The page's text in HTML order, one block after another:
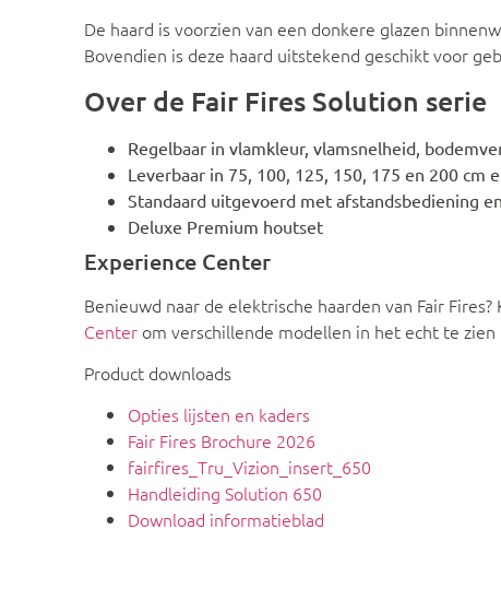
De haard is voorzien van een donkere glazen
Bovendien is deze haard uitstekend geschikt voor
Over de Fair Fires Solution serie
Regelbaar in vlamkleur, vlamsnelheid,
Leverbaar in 75, 100, 125, 150, 175 en 200 cm
Standaard uitgevoerd met afstandsbediening
Deluxe Premium houtset
Experience Center
Benieuwd naar de elektrische haarden van Fair
Center om verschillende modellen in het echt te zien
Product downloads
Opties lijsten en kaders
Fair Fires Brochure 2026
fairfires_Tru_Vizion_insert_650
Handleiding Solution 650
Download informatieblad